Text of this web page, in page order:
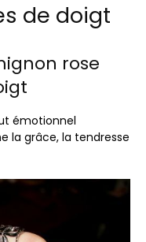
​​de doigt
rose
émotionnel
la grâce, la tendresse